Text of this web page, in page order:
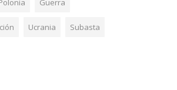
Guerra
Ucrania Subasta